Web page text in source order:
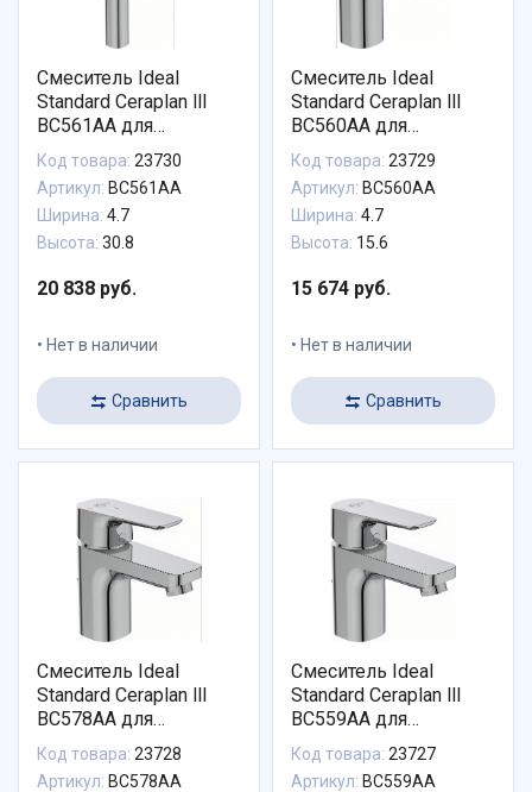
Смеситель Ideal
Standard Ceraplan lll
BC561AA для
раковины-чаши с
донным клапаном
Код товара: 23730
Артикул: BC561AA
Ширина: 4.7
Высота: 30.8
20 838 руб.
Нет в наличии
Сравнить
Смеситель Ideal
Standard Ceraplan lll
BC560AA для
раковины с донным
клапаном
Код товара: 23729
Артикул: BC560AA
Ширина: 4.7
Высота: 15.6
15 674 руб.
Нет в наличии
Сравнить
Смеситель Ideal
Standard Ceraplan lll
BC578AA для
раковины с донным
клапаном
Код товара: 23728
Артикул: BC578AA
Смеситель Ideal
Standard Ceraplan lll
BC559AA для
раковины с донным
клапаном
Код товара: 23727
Артикул: BC559AA